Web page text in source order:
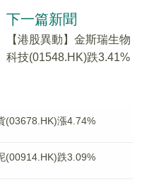
下一篇新聞
【港股異動】金斯瑞生物
科技(01548.HK)跌3.41%
(03678.HK)漲4.74%
(00914.HK)跌3.09%